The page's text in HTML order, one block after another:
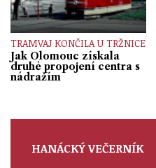
TRAMVAJ KONČILA U TRŽNICE
Jak Olomouc získala
druhé propojení centra s
nádražím
HANÁCKÝ VEČERNÍK